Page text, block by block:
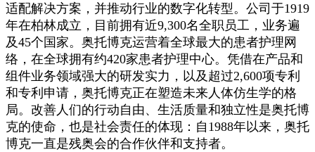
适配解决方案，并推动行业的数字化转型。公司于1919
年在柏林成立，目前拥有近9,300名全职员工，业务遍
及45个国家。奥托博克运营着全球最大的患者护理网
络，在全球拥有约420家患者护理中心。凭借在产品和
组件业务领域强大的研发实力，以及超过2,600项专利
和专利申请，奥托博克正在塑造未来人体仿生学的格
局。改善人们的行动自由、生活质量和独立性是奥托博
克的使命，也是社会责任的体现：自1988年以来，奥托
博克一直是残奥会的合作伙伴和支持者。